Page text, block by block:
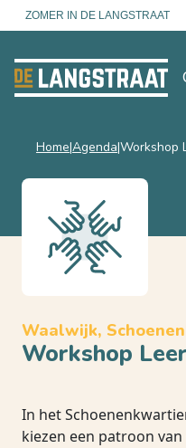
ZOMER IN DE LANGSTRAAT
Home Agenda Workshop
Waalwijk,
Workshop
In het
kiezen een patroon